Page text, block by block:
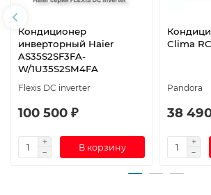
Кондиционер
инверторный Haier
AS35S2SF3FA-
W/1U35S2SM4FA
Flexis DC inverter
100 500 ₽
В корзину
Clima
Pandora
38